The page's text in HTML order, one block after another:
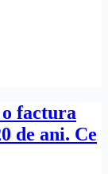
factura
de ani. Ce